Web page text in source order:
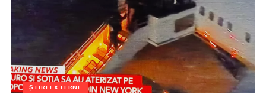
ȘTIRI EXTERNE